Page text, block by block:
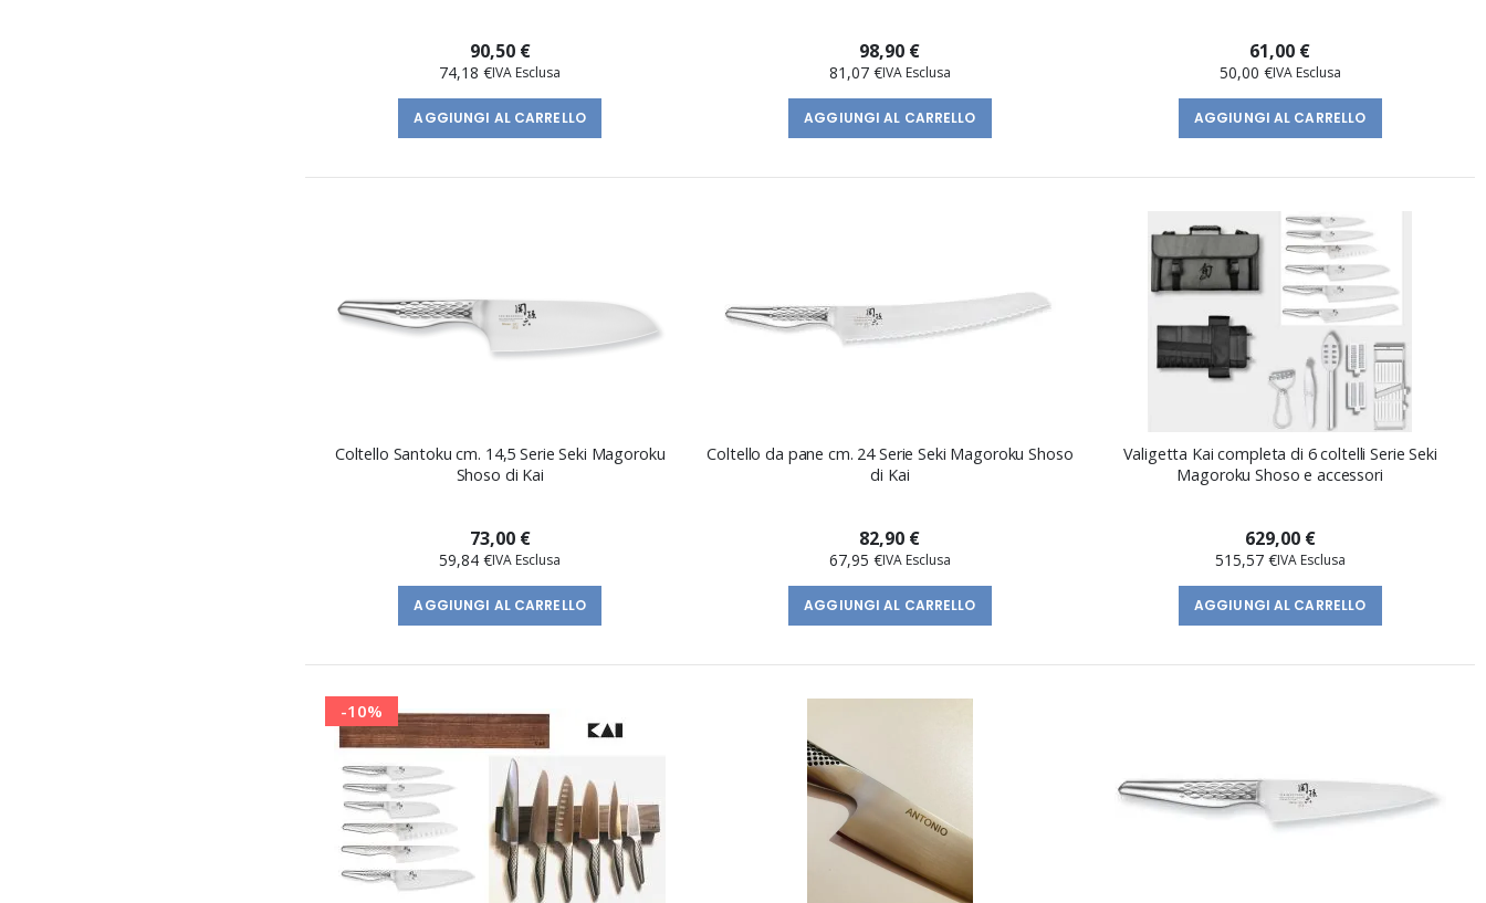
90,50 €
74,18 €
AGGIUNGI AL CARRELLO
98,90 €
81,07 €
AGGIUNGI AL CARRELLO
61,00 €
50,00 €
AGGIUNGI AL CARRELLO
Coltello Santoku cm. 14,5 Serie Seki Magoroku
Shoso di Kai
73,00 €
59,84 €
AGGIUNGI AL CARRELLO
Coltello da pane cm. 24 Serie Seki Magoroku Shoso
di Kai
82,90 €
67,95 €
AGGIUNGI AL CARRELLO
Valigetta Kai completa di 6 coltelli Serie Seki
Magoroku Shoso e accessori
629,00 €
515,57 €
AGGIUNGI AL CARRELLO
-10%